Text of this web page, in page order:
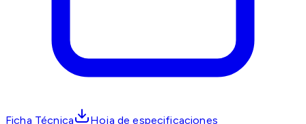
Ficha Técnica Hoja de especificaciones